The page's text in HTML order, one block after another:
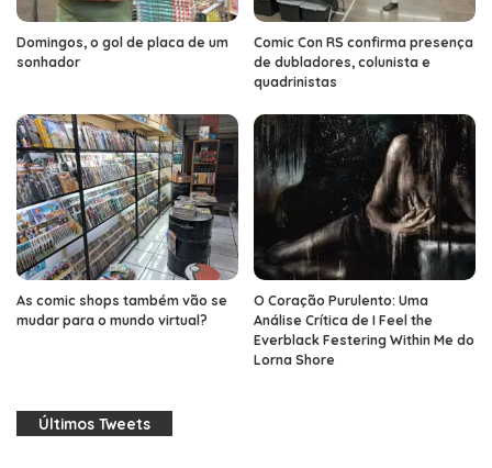
Domingos, o gol de placa de um
sonhador
Comic Con RS confirma presença
de dubladores, colunista e
quadrinistas
As comic shops também vão se
mudar para o mundo virtual?
O Coração Purulento: Uma
Análise Crítica de I Feel the
Everblack Festering Within Me do
Lorna Shore
Últimos Tweets